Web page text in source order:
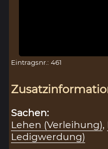
Eintragsnr.: 461
Sachen:
Lehen (Verleihung),
Ledigwerdung)